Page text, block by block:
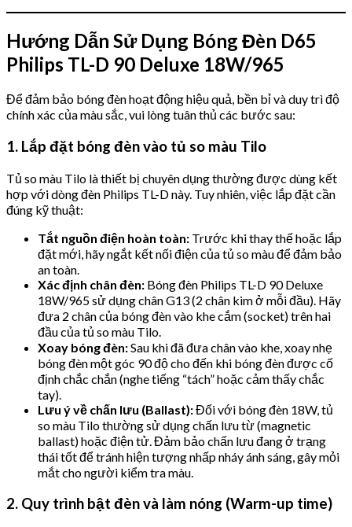
Hướng Dẫn Sử Dụng Bóng Đèn D65
Philips TL-D 90 Deluxe 18W/965
Để đảm bảo bóng đèn hoạt động hiệu quả, bền bỉ và duy trì độ
chính xác của màu sắc, vui lòng tuân thủ các bước sau:
1. Lắp đặt bóng đèn vào tủ so màu Tilo
Tủ so màu Tilo là thiết bị chuyên dụng thường được dùng kết
hợp với dòng đèn Philips TL-D này. Tuy nhiên, việc lắp đặt cần
đúng kỹ thuật:
Tắt nguồn điện hoàn toàn: Trước khi thay thế hoặc lắp
đặt mới, hãy ngắt kết nối điện của tủ so màu để đảm bảo
an toàn.
Xác định chân đèn: Bóng đèn Philips TL-D 90 Deluxe
18W/965 sử dụng chân G13 (2 chân kim ở mỗi đầu). Hãy
đưa 2 chân của bóng đèn vào khe cắm (socket) trên hai
đầu của tủ so màu Tilo.
Xoay bóng đèn:Sau khi đã đưa chân vào khe, xoay nhẹ
bóng đèn một góc 90 độ cho đến khi bóng đèn được cố
định chắc chắn (nghe tiếng “tách” hoặc cảm thấy chắc
tay).
Lưu ý về chấn lưu (Ballast):Đối với bóng đèn 18W, tủ
so màu Tilo thường sử dụng chấn lưu từ (magnetic
ballast) hoặc điện tử. Đảm bảo chấn lưu đang ở trạng
thái tốt để tránh hiện tượng nhấp nháy ánh sáng, gây mỏi
mắt cho người kiểm tra màu.
2. Quy trình bật đèn và làm nóng (Warm-up time)